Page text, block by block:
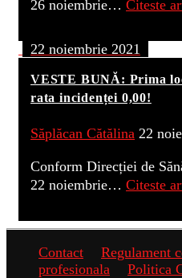
26 noiembrie… Citeste
22 noiembrie 2021
VESTE BUNĂ: Prima
rata incidenței 0,00!
Săplăcan Cătălina 22
Conform Direcției de
22 noiembrie… Citeste
Contact Regulament
profesionala
Politica